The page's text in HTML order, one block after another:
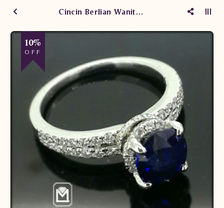
Cincin Berlian Wanita DG Blue Sapphire CRW.SD.20054 sLDE
10%
OFF